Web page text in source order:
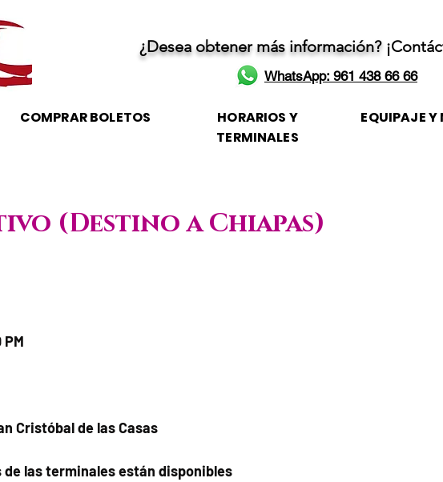
¿Desea obtener más información?
WhatsApp: 961 438 66 66
COMPRAR BOLETOS
HORARIOS Y
TERMINALES
EQUIPAJE
(Destino a Chiapas)
Cristóbal de las Casas
de las terminales están disponibles